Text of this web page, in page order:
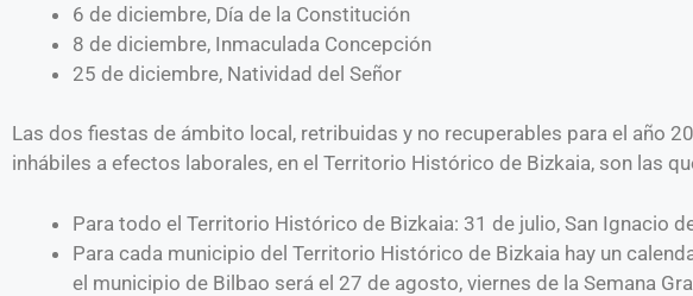
6 de diciembre, Día de la Constitución
8 de diciembre, Inmaculada Concepción
25 de diciembre, Natividad del Señor
Las dos fiestas de ámbito local, retribuidas y no recuperables para el año
inhábiles a efectos laborales, en el Territorio Histórico de Bizkaia, son las
Para todo el Territorio Histórico de Bizkaia: 31 de julio, San Ignacio
Para cada municipio del Territorio Histórico de Bizkaia hay un
el municipio de Bilbao será el 27 de agosto, viernes de la Semana